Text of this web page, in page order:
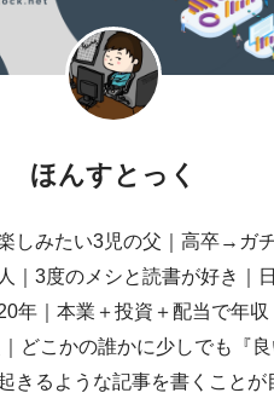
ほんすとっく
しみたい3児の父｜高卒→ガ
｜3度のメシと読書が好き｜
年｜本業＋投資＋配当で年収
どこかの誰かに少しでも『良
きるような記事を書くことが